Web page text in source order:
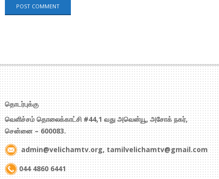
தொடர்புக்கு
வெளிச்சம் தொலைக்காட்சி #44,1 வது அவென்யூ, அசோக் நகர்,
சென்னை – 600083.
admin@velichamtv.org, tamilvelichamtv@gmail.com
044 4860 6441